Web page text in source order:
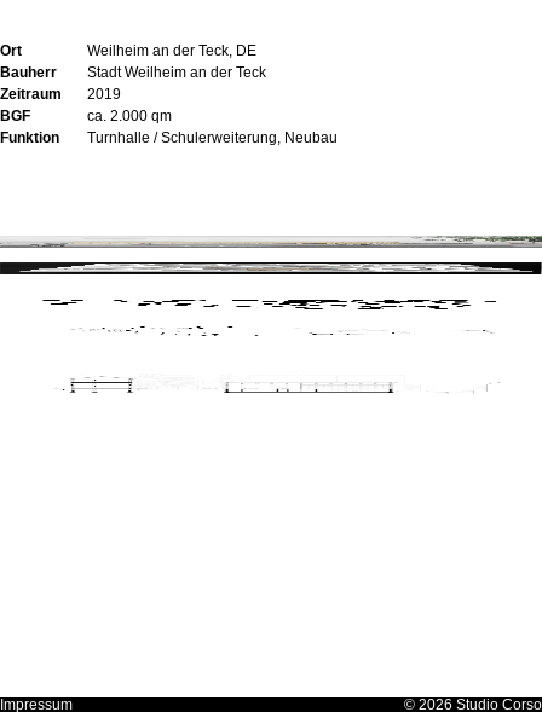
Ort
Weilheim an der Teck, DE
Bauherr
Stadt Weilheim an der Teck
Zeitraum
2019
BGF
ca. 2.000 qm
Funktion
Turnhalle / Schulerweiterung, Neubau
Impressum © 2026 Studio Corso